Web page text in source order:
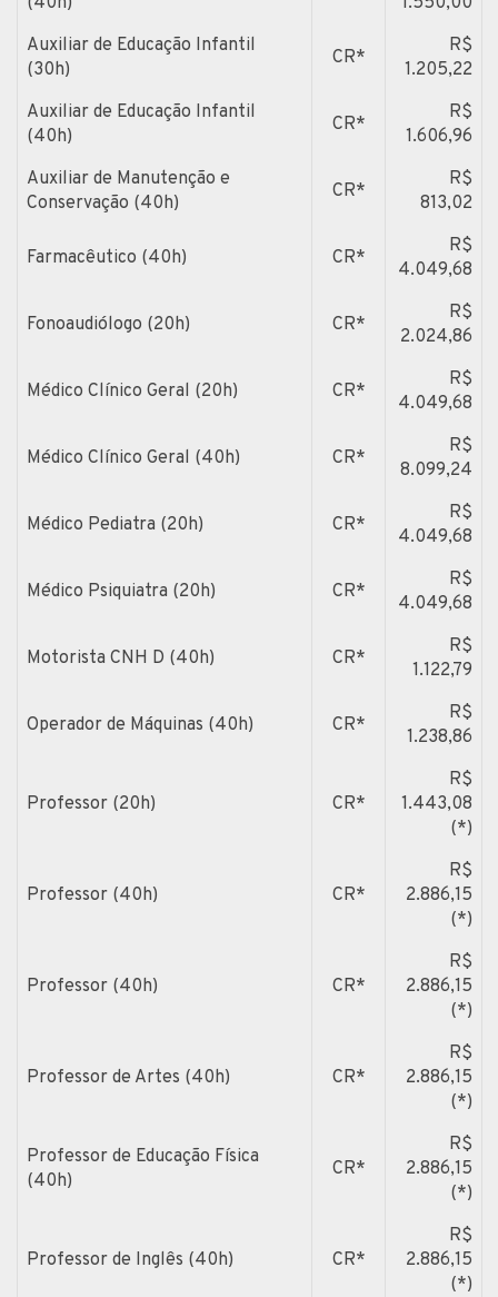
Auxiliar de Educação Infantil
(30h)
CR*
R$
1.205,22
Auxiliar de Educação Infantil
(40h)
CR*
R$
1.606,96
Auxiliar de Manutenção e
Conservação (40h)
CR*
R$
813,02
Farmacêutico (40h) CR*
R$
4.049,68
Fonoaudiólogo (20h) CR*
R$
2.024,86
Médico Clínico Geral (20h) CR*
R$
4.049,68
Médico Clínico Geral (40h) CR*
R$
8.099,24
Médico Pediatra (20h) CR*
R$
4.049,68
Médico Psiquiatra (20h) CR*
R$
4.049,68
Motorista CNH D (40h) CR*
R$
1.122,79
Operador de Máquinas (40h) CR*
R$
1.238,86
Professor (20h) CR*
R$
1.443,08
(*)
Professor (40h) CR*
R$
2.886,15
(*)
Professor (40h) CR*
R$
2.886,15
(*)
Professor de Artes (40h) CR*
R$
2.886,15
(*)
Professor de Educação Física
(40h)
CR*
R$
2.886,15
(*)
Professor de Inglês (40h) CR*
R$
2.886,15
(*)